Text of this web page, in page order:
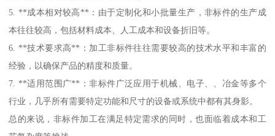
5. **成本相对较高**：由于定制化和小批量生产，非标件的生产成
本往往较高，包括材料成本、人工成本和设备折旧等。
6. **技术要求高**：加工非标件往往需要较高的技术水平和丰富的
经验，以确保产品的精度和质量。
7. **适用范围广**：非标件广泛应用于机械、电子、、冶金等多个
行业，几乎所有需要特定功能和尺寸的设备或系统中都有其身影。
总的来说，非标件加工在满足特定需求的同时，也面临着成本和工